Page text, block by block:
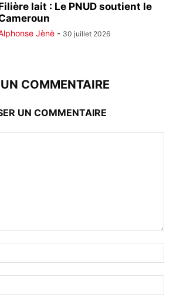
lait : Le PNUD soutient le
Jènè - 30 juillet 2026
COMMENTAIRE
UN COMMENTAIRE